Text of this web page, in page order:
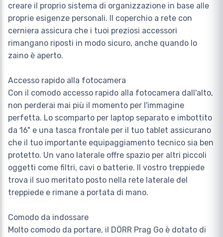
creare il proprio sistema di organizzazione in base alle
proprie esigenze personali. Il coperchio a rete con
cerniera assicura che i tuoi preziosi accessori
rimangano riposti in modo sicuro, anche quando lo
zaino è aperto.
Accesso rapido alla fotocamera
Con il comodo accesso rapido alla fotocamera dall'alto,
non perderai mai più il momento per l'immagine
perfetta. Lo scomparto per laptop separato e imbottito
da 16" e una tasca frontale per il tuo tablet assicurano
che il tuo importante equipaggiamento tecnico sia ben
protetto. Un vano laterale offre spazio per altri piccoli
oggetti come filtri, cavi o batterie. Il vostro treppiede
trova il suo meritato posto nella rete laterale del
treppiede e rimane a portata di mano.
Comodo da indossare
Molto comodo da portare, il DÖRR Prag Go è dotato di